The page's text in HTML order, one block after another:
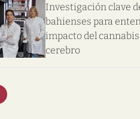
Investigación clave
bahienses para
impacto del
cerebro